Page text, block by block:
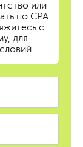
или
по CPA
с
для